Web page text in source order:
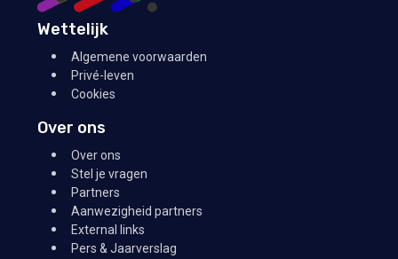
Wettelijk
Algemene voorwaarden
Privé-leven
Cookies
Over ons
Over ons
Stel je vragen
Partners
Aanwezigheid partners
External links
Pers & Jaarverslag